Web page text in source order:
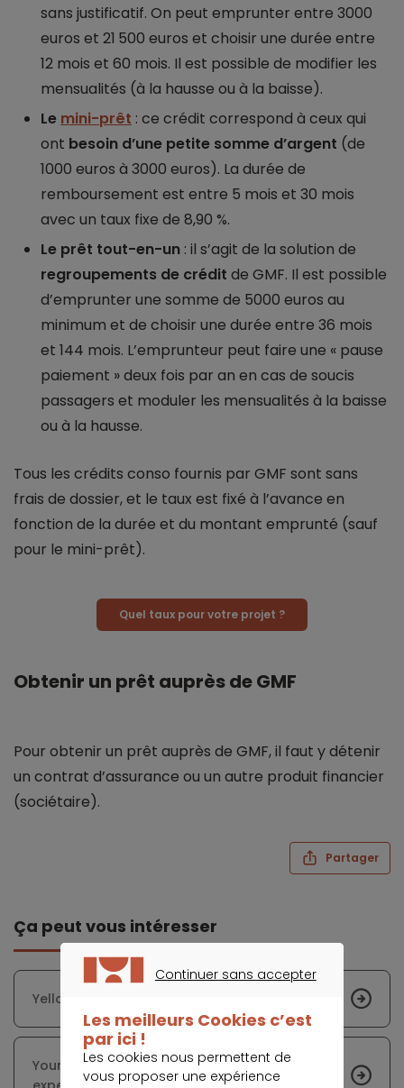
sans justificatif. On peut emprunter entre 3000
euros et 21 500 euros et choisir une durée entre
12 mois et 60 mois. Il est possible de modifier les
mensualités (à la hausse ou à la baisse).
Le mini-prêt : ce crédit correspond à ceux qui
ont besoin d’une petite somme d’argent (de
1000 euros à 3000 euros). La durée de
remboursement est entre 5 mois et 30 mois
avec un taux fixe de 8,90 %.
Le prêt tout-en-un : il s’agit de la solution de
regroupements de crédit de GMF. Il est possible
d’emprunter une somme de 5000 euros au
minimum et de choisir une durée entre 36 mois
et 144 mois. L’emprunteur peut faire une « pause
paiement » deux fois par an en cas de soucis
passagers et moduler les mensualités à la baisse
ou à la hausse.
Tous les crédits conso fournis par GMF sont sans
frais de dossier, et le taux est fixé à l’avance en
fonction de la durée et du montant emprunté (sauf
pour le mini-prêt).
Quel taux pour votre projet ?
Obtenir un prêt auprès de GMF
Pour obtenir un prêt auprès de GMF, il faut y détenir
un contrat d’assurance ou un autre produit financier
(sociétaire).
Partager
Ça peut vous intéresser
Yelloan
Younited Credit : prêt personnel et avis de nos
Continuer sans accepter
Les meilleurs Cookies c’est
par ici !
Les cookies nous permettent de
vous proposer une expérience